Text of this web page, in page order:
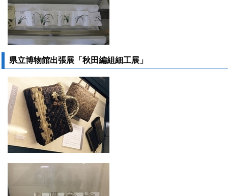
県立博物館出張展「秋田編組細工展」